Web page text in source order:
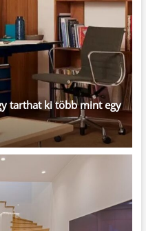
tarthat ki több mint egy